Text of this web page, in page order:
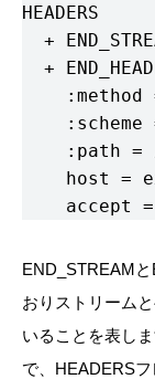
+
+
:method
:scheme
:path =
host =
accept
END_STREAM
おりストリーム
いることを表し
で、HEADERS